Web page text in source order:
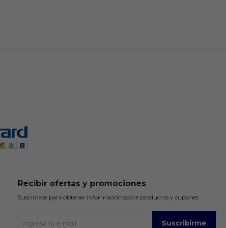
Recibir ofertas y promociones
Suscríbase para obtener información sobre productos y cupones
Suscribirme